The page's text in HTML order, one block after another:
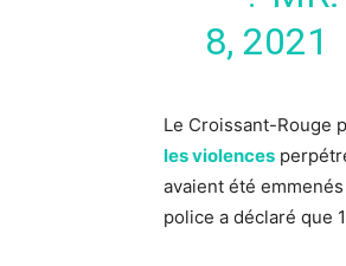
8, 2021
Le Croissant-Rouge
les violences
avaient été
police a déclaré que